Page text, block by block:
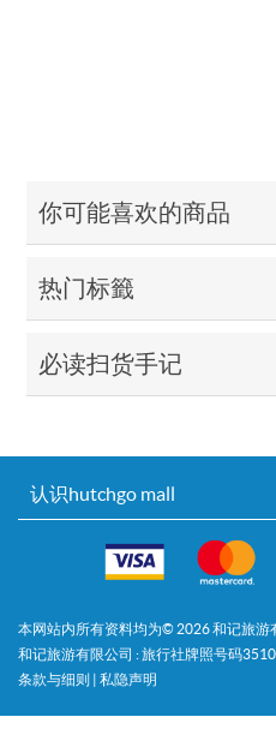
你可能喜欢的商品
热门标籤
必读扫货手记
认识hutchgo mall
本网站内所有资料均为© 2026和记旅游
和记旅游有限公司 : 旅行社牌照号码
条款与细则 | 私隐声明